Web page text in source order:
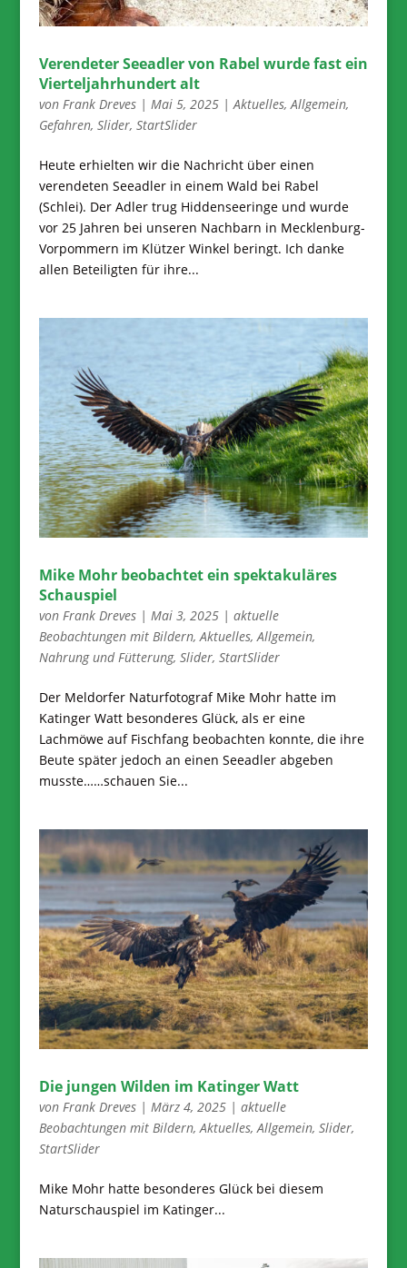
Verendeter Seeadler von Rabel wurde fast ein
Vierteljahrhundert alt
von Frank Dreves| Mai 5, 2025|Aktuelles,Allgemein,
Gefahren, Slider, StartSlider
Heute erhielten wir die Nachricht über einen
verendeten Seeadler in einem Wald bei Rabel
(Schlei). Der Adler trug Hiddenseeringe und wurde
vor 25 Jahren bei unseren Nachbarn in Mecklenburg-
Vorpommern im Klützer Winkel beringt. Ich danke
allen Beteiligten für ihre...
Mike Mohr beobachtet ein spektakuläres
Schauspiel
von Frank Dreves| Mai 3, 2025| aktuelle
Beobachtungen mit Bildern,Aktuelles,Allgemein,
Nahrung und Fütterung, Slider, StartSlider
Der Meldorfer Naturfotograf Mike Mohr hatte im
Katinger Watt besonderes Glück, als er eine
Lachmöwe auf Fischfang beobachten konnte, die ihre
Beute später jedoch an einen Seeadler abgeben
musste……schauen Sie...
Die jungen Wilden im Katinger Watt
von Frank Dreves| März 4, 2025| aktuelle
Beobachtungen mit Bildern,Aktuelles,Allgemein, Slider,
StartSlider
Mike Mohr hatte besonderes Glück bei diesem
Naturschauspiel im Katinger...